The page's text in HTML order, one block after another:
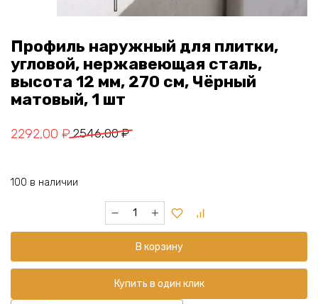
Профиль наружный для плитки,
угловой, нержавеющая сталь,
высота 12 мм, 270 см, Чёрный
матовый, 1 шт
2546,00₽
Первоначальная
2546,00 ₽.
2292,00 ₽
Текущая
100 в наличии
Количество
товара
наружный
для
плитки,
угловой,
В корзину
Купить в один клик